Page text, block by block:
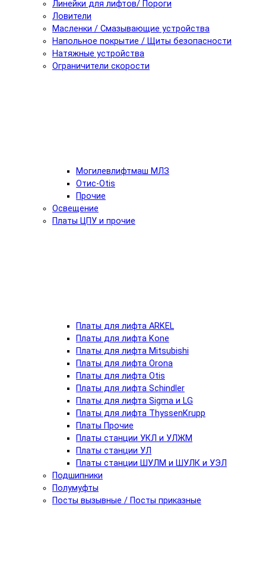
Линейки для лифтов/ Пороги
Ловители
Масленки / Смазывающие устройства
Напольное покрытие / Щиты безопасности
Натяжные устройства
Ограничители скорости
Могилевлифтмаш МЛЗ
Отис-Otis
Прочие
Освещение
Платы ЦПУ и прочие
Платы для лифта ARKEL
Платы для лифта Kone
Платы для лифта Mitsubishi
Платы для лифта Orona
Платы для лифта Otis
Платы для лифта Schindler
Платы для лифта Sigma и LG
Платы для лифта ThyssenKrupp
Платы Прочие
Платы станции УКЛ и УЛЖМ
Платы станции УЛ
Платы станции ШУЛМ и ШУЛК и УЭЛ
Подшипники
Полумуфты
Посты вызывные / Посты приказные